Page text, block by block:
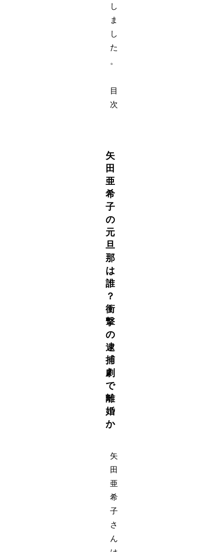
し
ま
し
た
。
目
次
矢
田
亜
希
子
の
元
旦
那
は
誰
？
衝
撃
の
逮
捕
劇
で
離
婚
か
矢
田
亜
希
子
さ
ん